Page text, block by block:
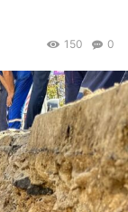
0
150